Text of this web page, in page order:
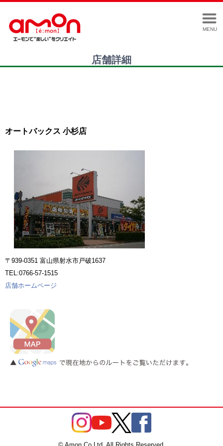
MENU
店舗詳細
オートバックス 小杉店
〒939-0351 富山県射水市戸破1637
TEL:0766-57-1515
店舗ホームページ